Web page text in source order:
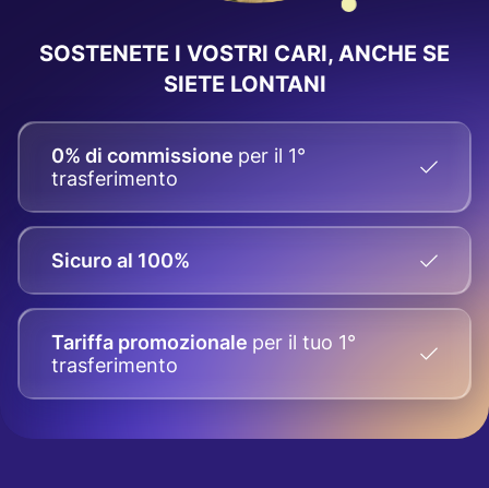
SOSTENETE I VOSTRI CARI, ANCHE SE
SIETE LONTANI
0% di commissione per il 1°
trasferimento
Sicuro al 100%
Tariffa promozionale per il tuo 1°
trasferimento